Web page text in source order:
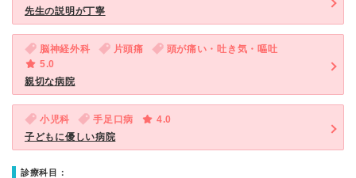
先生の説明が丁寧
脳神経外科 片頭痛
頭が痛い・吐き気・嘔吐
5.0
親切な病院
小児科 手足口病
4.0
子どもに優しい病院
診療科目：